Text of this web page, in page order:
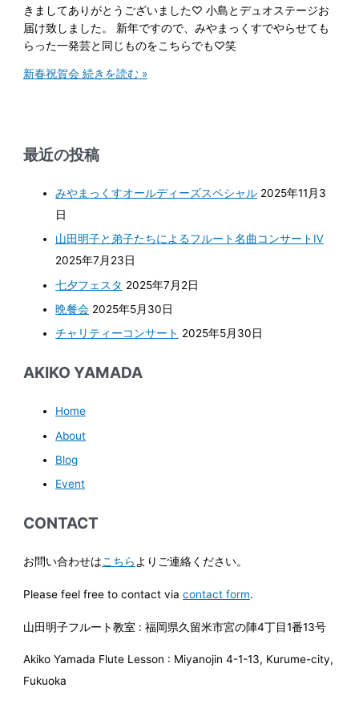
きましてありがとうございました♡ 小島とデュオステージお
届け致しました。 新年ですので、みやまっくすでやらせても
らった一発芸と同じものをこちらでも♡笑
新春祝賀会 続きを読む »
最近の投稿
みやまっくすオールディーズスペシャル 2025年11月3
日
山田明子と弟子たちによるフルート名曲コンサートⅣ
2025年7月23日
七夕フェスタ 2025年7月2日
晩餐会 2025年5月30日
チャリティーコンサート 2025年5月30日
AKIKO YAMADA
Home
About
Blog
Event
CONTACT
お問い合わせはこちらよりご連絡ください。
Please feel free to contact viacontact form.
山田明子フルート教室 : 福岡県久留米市宮の陣4丁目1番13号
Akiko Yamada Flute Lesson : Miyanojin 4-1-13, Kurume-city,
Fukuoka